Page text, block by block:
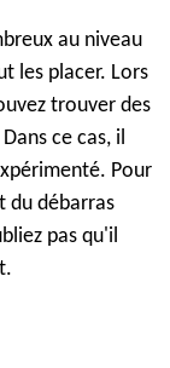
au niveau
les placer. Lors
trouver des
ce cas, il
Pour
du débarras
pas qu'il